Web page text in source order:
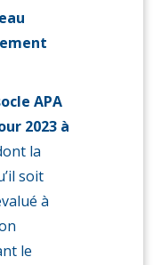
APA
2023 à
la
soit
à
le